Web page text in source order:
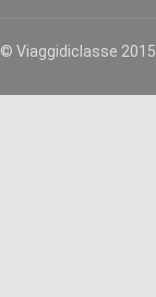
© Viaggidiclasse 2015.